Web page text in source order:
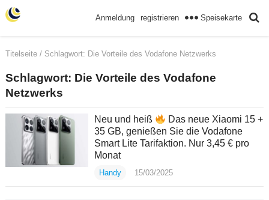
Anmeldung registrieren Speisekarte
Titelseite/ Schlagwort: Die Vorteile des Vodafone Netzwerks
Schlagwort: Die Vorteile des Vodafone
Netzwerks
Neu und heiß
Das neue Xiaomi 15 +
35 GB, genießen Sie die Vodafone
Smart Lite Tarifaktion. Nur 3,45 € pro
Monat
Handy 15/03/2025